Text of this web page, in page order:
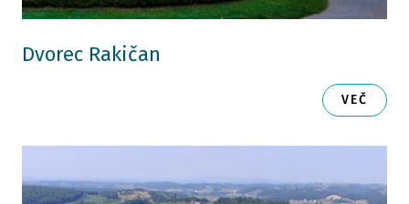
Dvorec Rakičan
VEČ